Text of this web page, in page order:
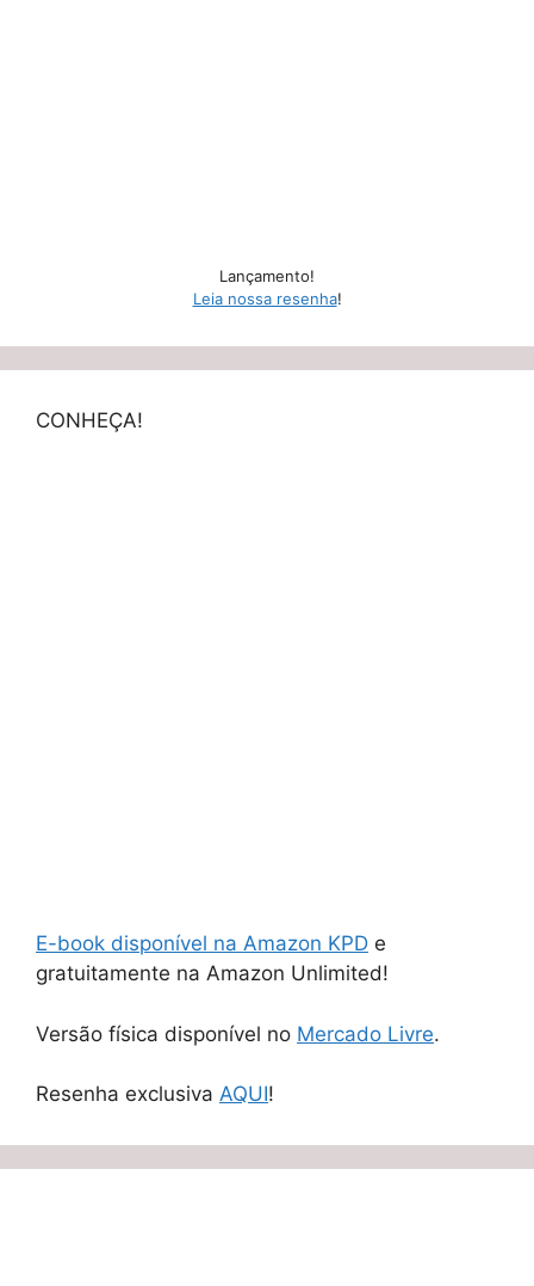
Lançamento!
Leia nossa resenha!
CONHEÇA!
E-book disponível na Amazon KPD e
gratuitamente na Amazon Unlimited!
Versão física disponível no Mercado Livre.
Resenha exclusiva AQUI!